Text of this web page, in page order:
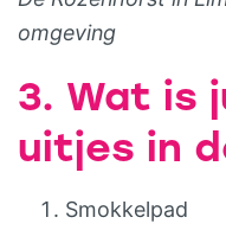
omgeving
3. Wat is
uitjes in
Smokkelpad